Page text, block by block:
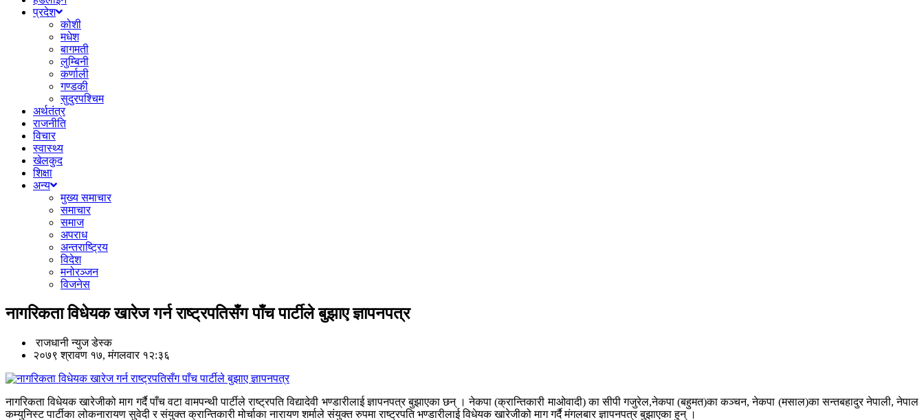
प्रदेश
कोशी
मधेश
बागमती
लुम्बिनी
कर्णाली
गण्डकी
सुदुरपश्चिम
अर्थतंत्र
राजनीति
विचार
स्वास्थ्य
खेलकुद
शिक्षा
अन्य
मुख्य समाचार
समाचार
समाज
अपराध
अन्तराष्ट्रिय
विदेश
मनोरञ्जन
विजनेस
नागरिकता विधेयक खारेज गर्न राष्ट्रपतिसँग पाँच पार्टीले बुझाए ज्ञापनपत्र
राजधानी न्युज डेस्क
२०७९ श्रावण १७, मंगलवार १२:३६
नागरिकता विधेयक खारेजीको माग गर्दै पाँच वटा वामपन्थी पार्टीले राष्ट्रपति विद्यादेवी भण्डारीलाई ज्ञापनपत्र बुझाएका छन् । नेकपा (क्रान्तिकारी माओवादी) का सीपी गजुरेल,नेकपा (बहुमत)का कञ्चन, नेकपा (मसाल)का सन्तबहादुर नेपाली, नेपाल
कम्युनिस्ट पार्टीका लोकनारायण सुवेदी र संयुक्त क्रान्तिकारी मोर्चाका नारायण शर्माले संयुक्त रुपमा राष्ट्रपति भण्डारीलाई विधेयक खारेजीको माग गर्दै मंगलबार ज्ञापनपत्र बुझाएका हुन् ।